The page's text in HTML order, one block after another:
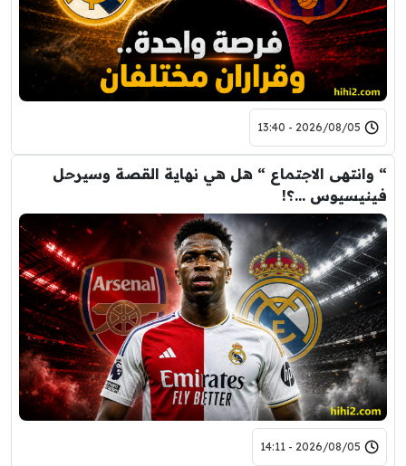
2026/08/05 - 13:40
“ وانتهى الاجتماع “ هل هي نهاية القصة وسيرحل
فينيسيوس …؟!
2026/08/05 - 14:11